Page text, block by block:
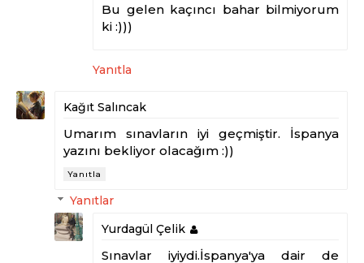
Bu gelen kaçıncı bahar bilmiyorum
ki :)))
Yanıtla
Kağıt Salıncak
Umarım sınavların iyi geçmiştir. İspanya
yazını bekliyor olacağım :))
Yanıtla
Yanıtlar
Yurdagül Çelik
Sınavlar iyiydi.İspanya'ya dair de